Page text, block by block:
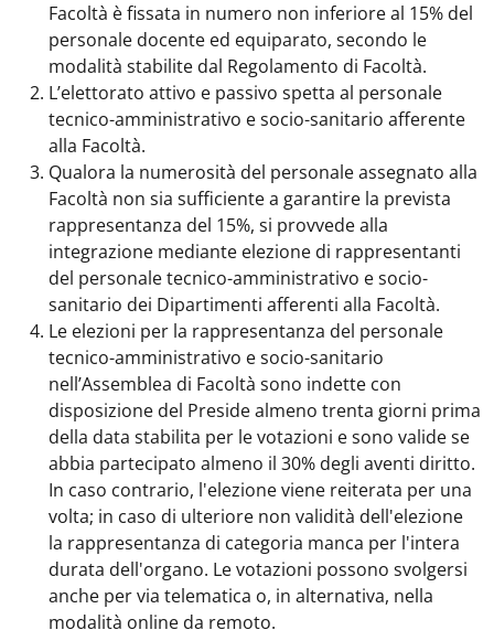
Facoltà è fissata in numero non inferiore al 15% del
personale docente ed equiparato, secondo le
modalità stabilite dal Regolamento di Facoltà.
L’elettorato attivo e passivo spetta al personale
tecnico-amministrativo e socio-sanitario afferente
alla Facoltà.
Qualora la numerosità del personale assegnato alla
Facoltà non sia sufficiente a garantire la prevista
rappresentanza del 15%, si provvede alla
integrazione mediante elezione di rappresentanti
del personale tecnico-amministrativo e socio-
sanitario dei Dipartimenti afferenti alla Facoltà.
Le elezioni per la rappresentanza del personale
tecnico-amministrativo e socio-sanitario
nell’Assemblea di Facoltà sono indette con
disposizione del Preside almeno trenta giorni prima
della data stabilita per le votazioni e sono valide se
abbia partecipato almeno il 30% degli aventi diritto.
In caso contrario, l'elezione viene reiterata per una
volta; in caso di ulteriore non validità dell'elezione
la rappresentanza di categoria manca per l'intera
durata dell'organo. Le votazioni possono svolgersi
anche per via telematica o, in alternativa, nella
modalità online da remoto.